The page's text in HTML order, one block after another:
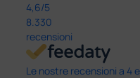
4,6/5
8.330
recensioni
Le nostre recensioni a 4